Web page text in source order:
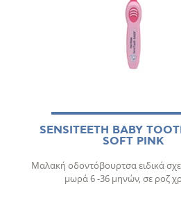
SENSITEETH BABY
SOFT PINK
Μαλακή οδοντόβουρτσα ειδικά
μωρά 6 -36 μηνών, σε ροζ